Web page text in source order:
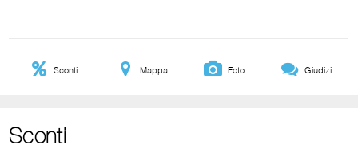
Sconti Mappa Foto Giudizi
Sconti